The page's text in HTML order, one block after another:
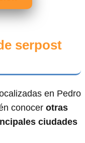
serpost
en Pedro
conocer otras
ciudades